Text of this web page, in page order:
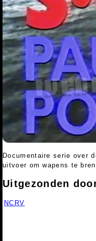
Documentaire serie over
uitvoer om wapens te
Uitgezonden
NCRV